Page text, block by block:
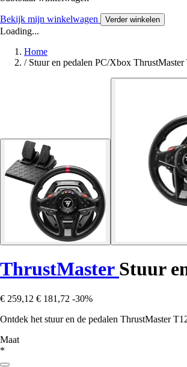
Bekijk mijn winkelwagen Verder winkelen
Loading...
Home
/ Stuur en pedalen PC/Xbox ThrustMaster
ThrustMaster Stuur
€ 259,12 € 181,72 -30%
Ontdek het stuur en de pedalen ThrustMaster
Maat
*